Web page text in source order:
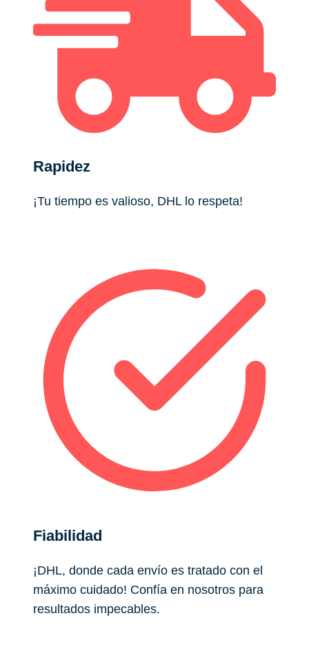
Rapidez
¡Tu tiempo es valioso, DHL lo respeta!
Fiabilidad
¡DHL, donde cada envío es tratado con el
máximo cuidado! Confía en nosotros para
resultados impecables.